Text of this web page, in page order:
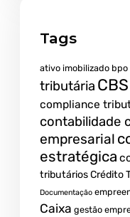
Tags
ativo imobilizado bpo
tributária CBS
compliance
contabilidade
empresarial
estratégica
tributáriosCrédito
Documentação
Caixa gestão